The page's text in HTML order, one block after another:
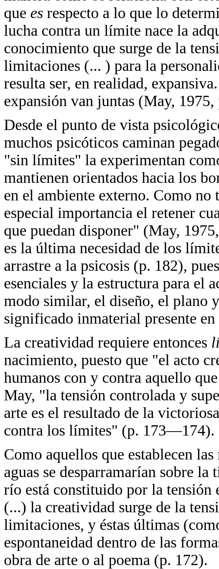
que es respecto a lo que lo
lucha contra un límite nace la
conocimiento que surge de la
limitaciones (... ) para la
resulta ser, en realidad,
expansión van juntas (May,
Desde el punto de vista
muchos psicóticos caminan
"sin límites" la experimentan
mantienen orientados hacia los
en el ambiente externo. Como no
especial importancia el retener
que puedan disponer" (May,
es la última necesidad de los
arrastre a la psicosis (p. 182),
esenciales y la estructura para el
modo similar, el diseño, el plano
significado inmaterial presente
La creatividad requiere entonces
nacimiento, puesto que "el acto
humanos con y contra aquello
May, "la tensión controlada y
arte es el resultado de la
contra los límites" (p. 173—174).
Como aquellos que establecen
aguas se desparramarían sobre
río está constituido por la tensión
(...) la creatividad surge de la
limitaciones, y éstas últimas
espontaneidad dentro de las
obra de arte o al poema (p. 172).